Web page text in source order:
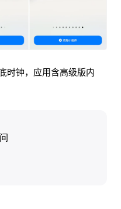
时钟，应用含高级版内